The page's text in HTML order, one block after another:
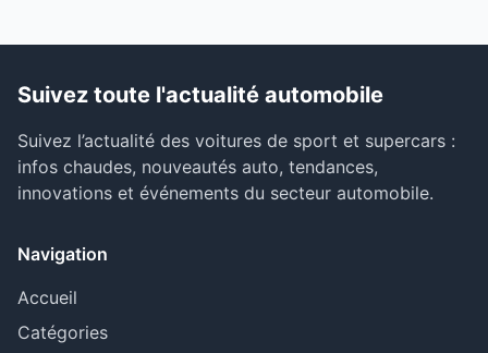
Suivez toute l'actualité automobile
Suivez l’actualité des voitures de sport et supercars :
infos chaudes, nouveautés auto, tendances,
innovations et événements du secteur automobile.
Navigation
Accueil
Catégories